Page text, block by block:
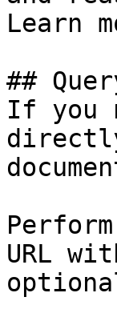
Learn
##
If you
URL